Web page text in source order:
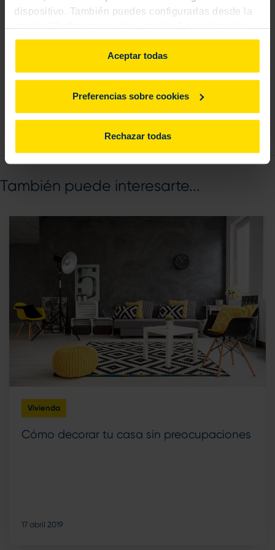
dispositivo. También puedes configurarlas desde la
opción "Preferencias sobre cookies" o rechazarlas.
Para más información, consultaaquí.
Aceptar todas
Preferencias sobre cookies
Rechazar todas
También puede interesarte...
Vivienda
Cómo decorar tu casa sin preocupaciones
17 abril 2019